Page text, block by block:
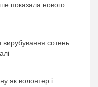
показала нового
сотень
як волонтер і